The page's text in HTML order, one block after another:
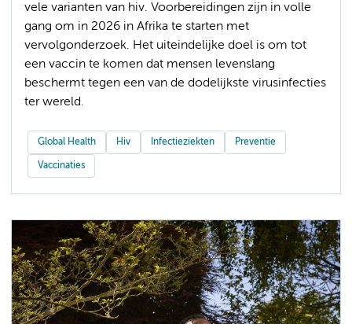
vele varianten van hiv. Voorbereidingen zijn in volle
gang om in 2026 in Afrika te starten met
vervolgonderzoek. Het uiteindelijke doel is om tot
een vaccin te komen dat mensen levenslang
beschermt tegen een van de dodelijkste virusinfecties
ter wereld.
Global Health Hiv Infectieziekten Preventie
Vaccinaties